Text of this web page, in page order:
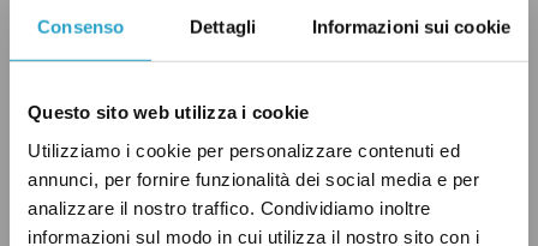
Consenso Dettagli Informazioni sui cookie
Questo sito web utilizza i cookie
Utilizziamo i cookie per personalizzare contenuti ed
annunci, per fornire funzionalità dei social media e per
analizzare il nostro traffico. Condividiamo inoltre
informazioni sul modo in cui utilizza il nostro sito con i
qualcosa in più. È la ragione per cui proviamo a
ragionare in termini reali: qual è il
cosa potrei comprare in alternativa con quei
soldi?